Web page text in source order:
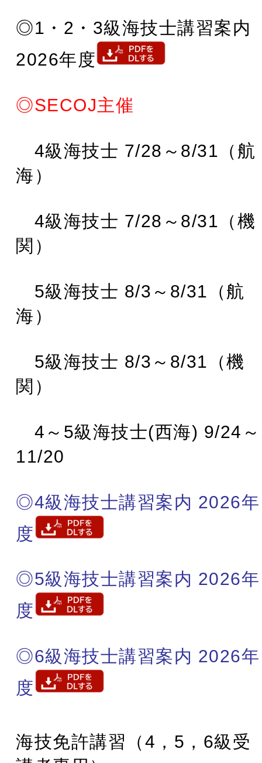
◎1・2・3級海技士講習案内
2026年度
◎SECOJ主催
4級海技士 7/28～8/31（航
海）
4級海技士 7/28～8/31（機
関）
5級海技士 8/3～8/31（航
海）
5級海技士 8/3～8/31（機
関）
4～5級海技士(西海) 9/24～
11/20
◎4級海技士講習案内 2026年
度
◎5級海技士講習案内 2026年
度
◎6級海技士講習案内 2026年
度
海技免許講習（4，5，6級受